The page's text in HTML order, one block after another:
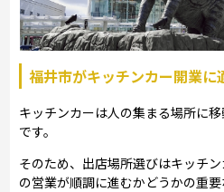
福井市がキッチンカー開業に
キッチンカーは人の集まる場所に
です。
そのため、出店場所選びはキッチ
の営業が順調に進むかどうかの重要